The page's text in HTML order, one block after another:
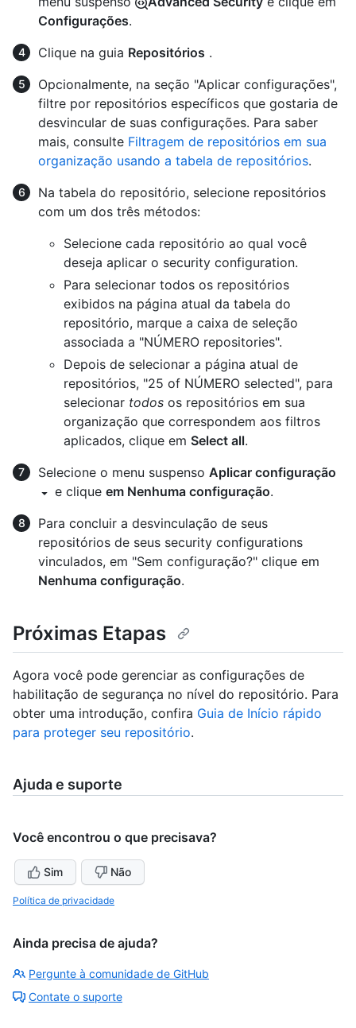
Configurações.
Clique na guia Repositórios .
Opcionalmente, na seção "Aplicar configurações",
filtre por repositórios específicos que gostaria de
desvincular de suas configurações. Para saber
mais, consulte Filtragem de repositórios em sua
organização usando a tabela de repositórios.
Na tabela do repositório, selecione repositórios
com um dos três métodos:
Selecione cada repositório ao qual você
deseja aplicar o security configuration.
Para selecionar todos os repositórios
exibidos na página atual da tabela do
repositório, marque a caixa de seleção
associada a "NÚMERO repositories".
Depois de selecionar a página atual de
repositórios, "25 of NÚMERO selected", para
selecionar todos os repositórios em sua
organização que correspondem aos filtros
aplicados, clique em Select all.
Selecione o menu suspenso Aplicar configuração
e clique em Nenhuma configuração.
Para concluir a desvinculação de seus
repositórios de seus security configurations
vinculados, em "Sem configuração?" clique em
Nenhuma configuração.
Próximas Etapas
Agora você pode gerenciar as configurações de
habilitação de segurança no nível do repositório. Para
obter uma introdução, confira Guia de Início rápido
para proteger seu repositório.
Ajuda e suporte
Você encontrou o que precisava?
Sim Não
Política de privacidade
Ainda precisa de ajuda?
Pergunte à comunidade de GitHub
Contate o suporte